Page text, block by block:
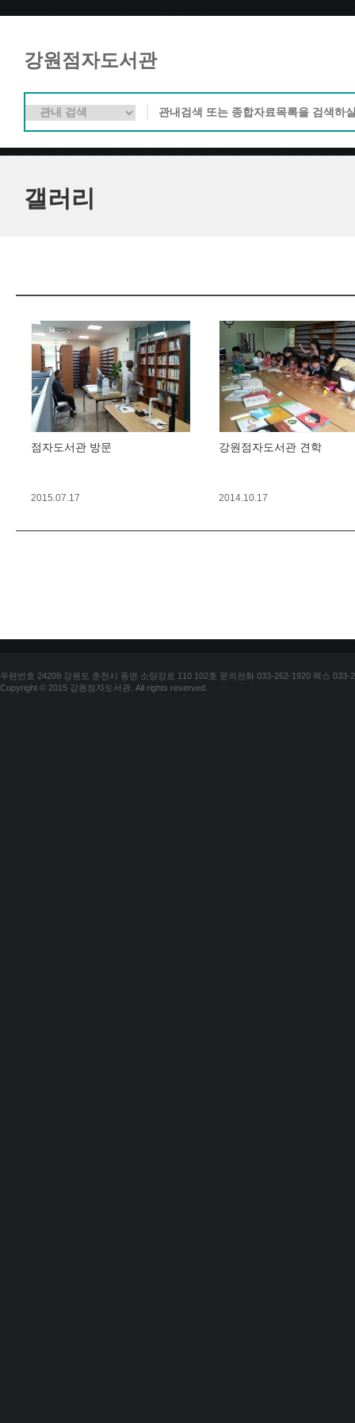
강원점자도서관
갤러리
점자도서관 방문
2015.07.17
강원점자도서관 견학
2014.10.17
우편번호 24209 강원도 춘천시 동면 소양강로 110 102호 문의전화 033-262-1920 팩스 033-
Copyright © 2015 강원점자도서관. All rights reserved.